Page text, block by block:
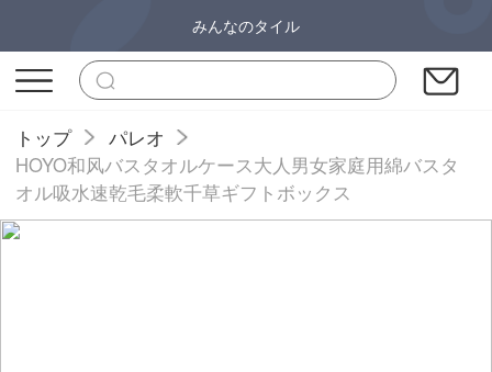
みんなのタイル
トップ
パレオ
HOYO和风バスタオルケース大人男女家庭用綿バスタ
オル吸水速乾毛柔軟千草ギフトボックス